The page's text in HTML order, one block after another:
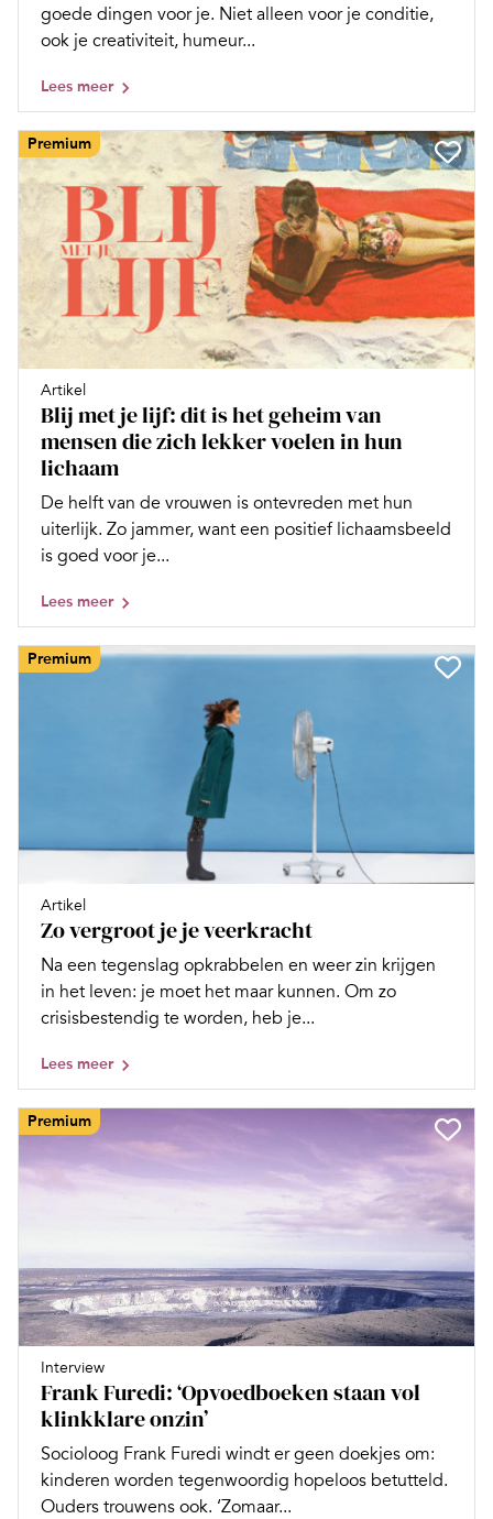
goede dingen voor je. Niet alleen voor je conditie,
ook je creativiteit, humeur...
Lees meer
Premium
Artikel
Blij met je lijf: dit is het geheim van
mensen die zich lekker voelen in hun
lichaam
De helft van de vrouwen is ontevreden met hun
uiterlijk. Zo jammer, want een positief lichaamsbeeld
is goed voor je...
Lees meer
Premium
Artikel
Zo vergroot je je veerkracht
Na een tegenslag opkrabbelen en weer zin krijgen
in het leven: je moet het maar kunnen. Om zo
crisisbestendig te worden, heb je...
Lees meer
Premium
Interview
Frank Furedi: ‘Opvoedboeken staan vol
klinkklare onzin’
Socioloog Frank Furedi windt er geen doekjes om:
kinderen worden tegenwoordig hopeloos betutteld.
Ouders trouwens ook. ‘Zomaar...